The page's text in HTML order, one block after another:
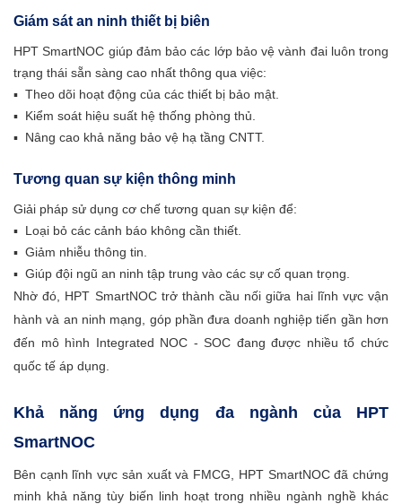
Giám sát an ninh thiết bị biên
HPT SmartNOC giúp đảm bảo các lớp bảo vệ vành đai luôn trong
trạng thái sẵn sàng cao nhất thông qua việc:
▪ Theo dõi hoạt động của các thiết bị bảo mật.
▪ Kiểm soát hiệu suất hệ thống phòng thủ.
▪ Nâng cao khả năng bảo vệ hạ tầng CNTT.
Tương quan sự kiện thông minh
Giải pháp sử dụng cơ chế tương quan sự kiện để:
▪ Loại bỏ các cảnh báo không cần thiết.
▪ Giảm nhiễu thông tin.
▪ Giúp đội ngũ an ninh tập trung vào các sự cố quan trọng.
Nhờ đó, HPT SmartNOC trở thành cầu nối giữa hai lĩnh vực vận
hành và an ninh mạng, góp phần đưa doanh nghiệp tiến gần hơn
đến mô hình Integrated NOC - SOC đang được nhiều tổ chức
quốc tế áp dụng.
Khả năng ứng dụng đa ngành của HPT
SmartNOC
Bên cạnh lĩnh vực sản xuất và FMCG, HPT SmartNOC đã chứng
minh khả năng tùy biến linh hoạt trong nhiều ngành nghề khác